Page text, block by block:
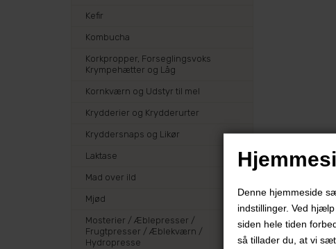
Denne hjemmeside
indstillinger. Ved
siden hele tiden
så tillader du, at vi
Kefir
Kombucha
Korkpropper, Forseglingsvoks
Krympehætter og Låg
Kornkværn og Udstyr til mel
Krydderier og Krydderurter
Kryddersnaps og Likør
Laktase
Mad over ild
Mjød
Mosterier / Æblepresser /
Frugtpresser / Æblekværn /
Hydropresse